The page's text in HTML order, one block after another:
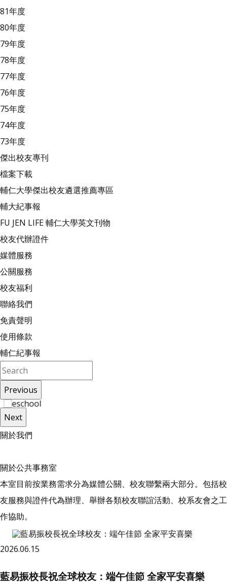
81年度
80年度
79年度
78年度
77年度
76年度
75年度
74年度
73年度
傑出校友專刊
檔案下載
輔仁大學傑出校友遴選推薦專區
輔大紀事報
FU JEN LIFE 輔仁大學英文刊物
校友代辦證件
媒體服務
公關服務
校友福利
聯絡我們
免責聲明
使用條款
輔仁紀事報
Previous
Next
關於我們
關於公共事務室
本室目前按業務需求分為媒體公關、校友聯繫兩大部分。包括校
友服務與證件代為辦理、舉辦各類校友聯誼活動、校系友會之工
作協助。
2026.06.15
藍易振校長祝全球校友：端午佳節 全家平安喜樂